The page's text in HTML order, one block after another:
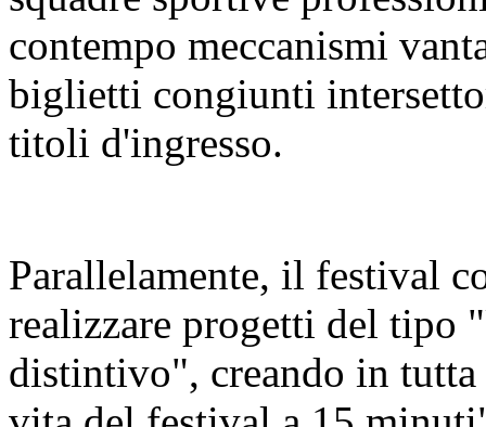
contempo meccanismi
biglietti congiunti
titoli d'ingresso.
Parallelamente, il festival
realizzare progetti del tipo
distintivo", creando in